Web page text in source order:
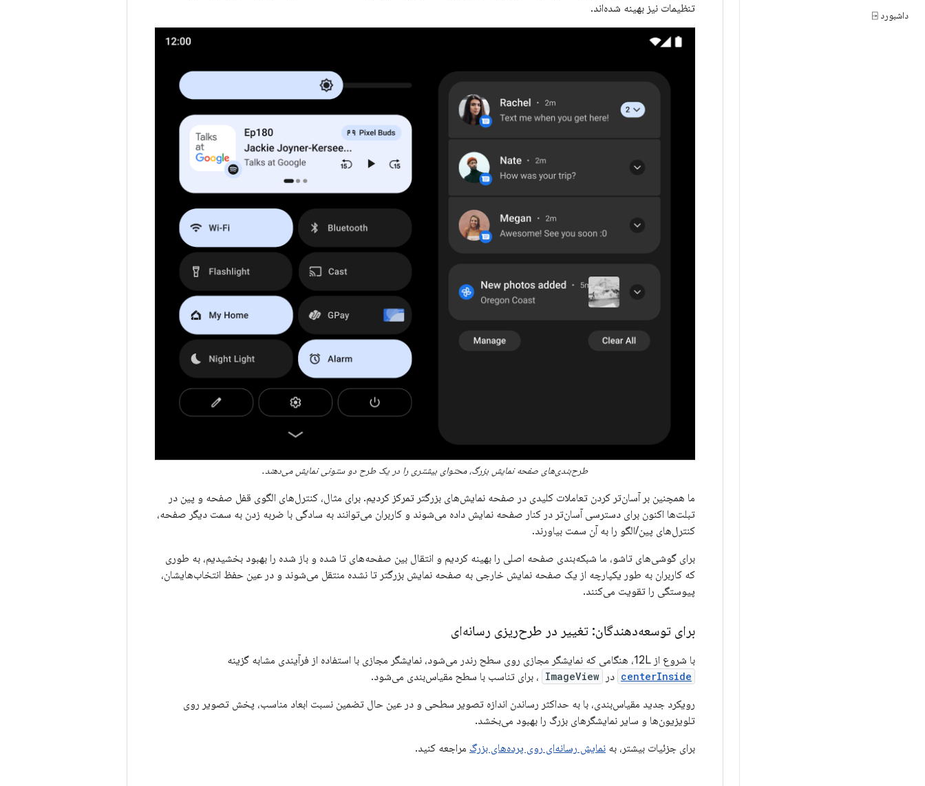
داشبورد ⍈
تنظیمات نیز بهینه شده‌اند.
طرح‌بندی‌های صفحه نمایش بزرگ، محتوای بیشتری را در یک طرح دو ستونی نمایش می‌دهند.
ما همچنین بر آسان‌تر کردن تعاملات کلیدی در صفحه نمایش‌های بزرگتر تمرکز کردیم. برای مثال، کنترل‌های الگوی قفل صفحه و پین در
تبلت‌ها اکنون برای دسترسی آسان‌تر در کنار صفحه نمایش داده می‌شوند و کاربران می‌توانند به سادگی با ضربه زدن به سمت دیگر صفحه،
کنترل‌های پین/الگو را به آن سمت بیاورند.
برای گوشی‌های تاشو، ما شبکه‌بندی صفحه اصلی را بهینه کردیم و انتقال بین صفحه‌های تا شده و باز شده را بهبود بخشیدیم، به طوری
که کاربران به طور یکپارچه از یک صفحه نمایش خارجی به صفحه نمایش بزرگتر تا نشده منتقل می‌شوند و در عین حفظ انتخاب‌هایشان،
پیوستگی را تقویت می‌کنند.
برای توسعه‌دهندگان: تغییر در طرح‌ریزی رسانه‌ای
با شروع از 12L، هنگامی که نمایشگر مجازی روی سطح رندر می‌شود، نمایشگر مجازی با استفاده از فرآیندی مشابه گزینه
centerInside در ImageView ، برای تناسب با سطح مقیاس‌بندی می‌شود.
رویکرد جدید مقیاس‌بندی، با به حداکثر رساندن اندازه تصویر سطحی و در عین حال تضمین نسبت ابعاد مناسب، پخش تصویر روی
تلویزیون‌ها و سایر نمایشگرهای بزرگ را بهبود می‌بخشد.
برای جزئیات بیشتر، به نمایش رسانه‌ای روی پرده‌های بزرگ مراجعه کنید.